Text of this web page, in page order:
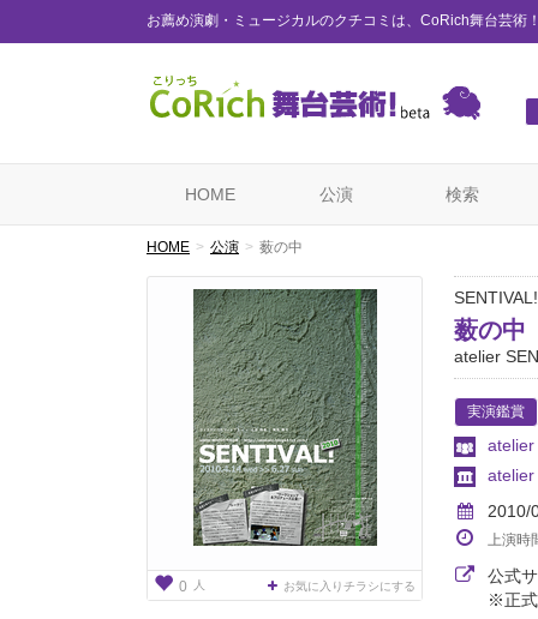
お薦め演劇・ミュージカルのクチコミは、CoRich舞台芸術
HOME 公演 検索
HOME 公演 薮の中
0 人 お気に入りチラシにする
薮の中
atelier
実演鑑賞
atelier
atelier
2010/
上演時
公式
※正式